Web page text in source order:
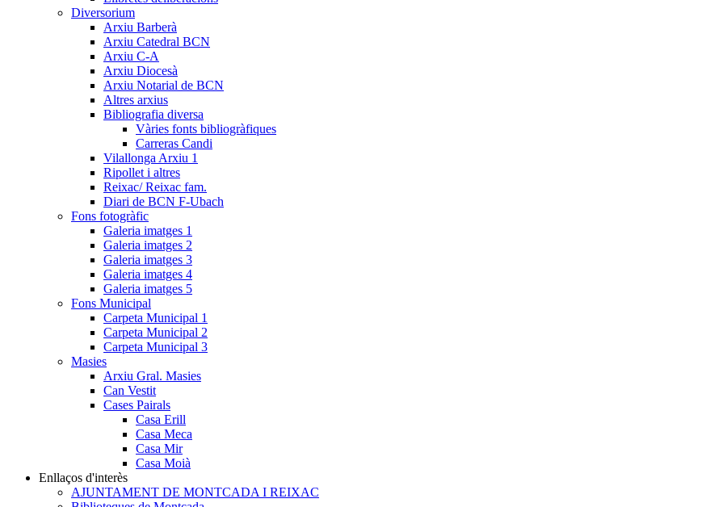
Diversorium
Arxiu Barberà
Arxiu Catedral BCN
Arxiu C-A
Arxiu Diocesà
Arxiu Notarial de BCN
Altres arxius
Bibliografia diversa
Vàries fonts bibliogràfiques
Carreras Candi
Vilallonga Arxiu 1
Ripollet i altres
Reixac/ Reixac fam.
Diari de BCN F-Ubach
Fons fotogràfic
Galeria imatges 1
Galeria imatges 2
Galeria imatges 3
Galeria imatges 4
Galeria imatges 5
Fons Municipal
Carpeta Municipal 1
Carpeta Municipal 2
Carpeta Municipal 3
Masies
Arxiu Gral. Masies
Can Vestit
Cases Pairals
Casa Erill
Casa Meca
Casa Mir
Casa Moià
Enllaços d'interès
AJUNTAMENT DE MONTCADA I REIXAC